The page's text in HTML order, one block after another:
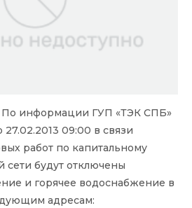
информации ГУП «ТЭК СПБ»
27.02.2013 09:00 в связи
работ по капитальному
сети будут отключены
и горячее водоснабжение в
адресам: